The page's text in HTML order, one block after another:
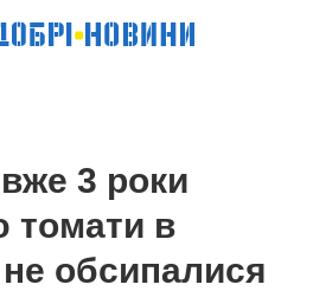
3 роки
томати в
обсипалися